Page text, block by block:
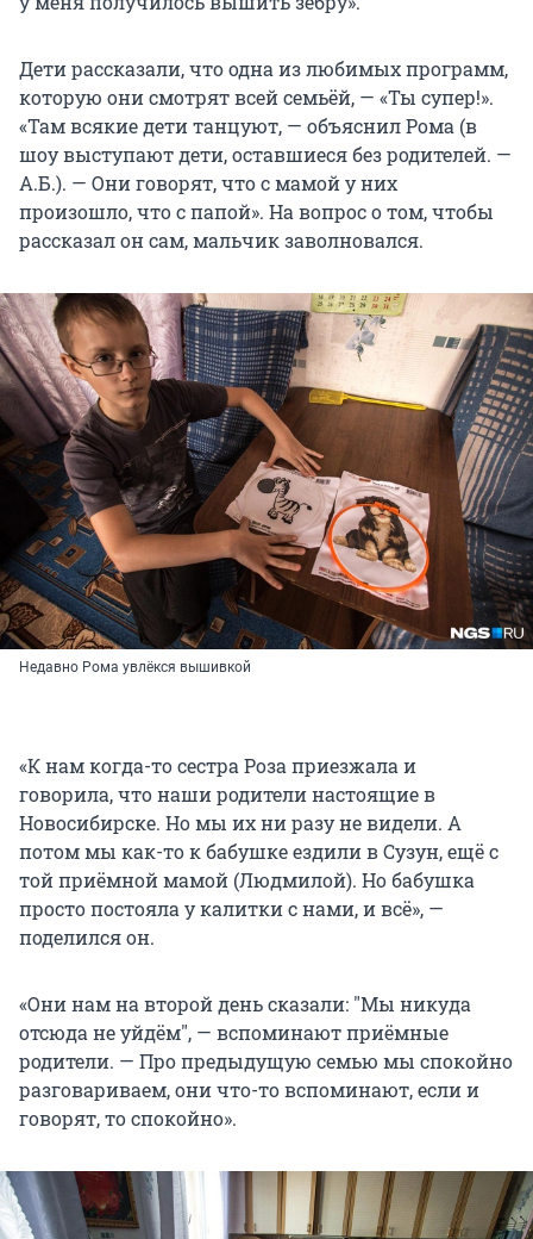
Дети рассказали, что одна из любимых программ,
которую они смотрят всей семьёй, — «Ты супер!».
«Там всякие дети танцуют, — объяснил Рома (в
шоу выступают дети, оставшиеся без родителей. —
А.Б.). — Они говорят, что с мамой у них
произошло, что с папой». На вопрос о том, чтобы
рассказал он сам, мальчик заволновался.
Недавно Рома увлёкся вышивкой
«К нам когда-то сестра Роза приезжала и
говорила, что наши родители настоящие в
Новосибирске. Но мы их ни разу не видели. А
потом мы как-то к бабушке ездили в Сузун, ещё с
той приёмной мамой (Людмилой). Но бабушка
просто постояла у калитки с нами, и всё», —
поделился он.
«Они нам на второй день сказали: "Мы никуда
отсюда не уйдём", — вспоминают приёмные
родители. — Про предыдущую семью мы спокойно
разговариваем, они что-то вспоминают, если и
говорят, то спокойно».